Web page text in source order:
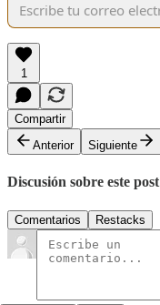
1
Compartir
Anterior
Siguiente
Discusión sobre este post
Comentarios Restacks